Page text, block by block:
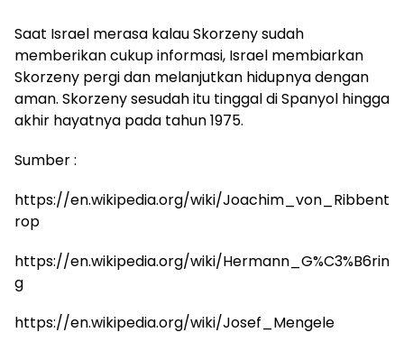
Saat Israel merasa kalau Skorzeny sudah
memberikan cukup informasi, Israel membiarkan
Skorzeny pergi dan melanjutkan hidupnya dengan
aman. Skorzeny sesudah itu tinggal di Spanyol hingga
akhir hayatnya pada tahun 1975.
Sumber :
https://en.wikipedia.org/wiki/Joachim_von_Ribbent
rop
https://en.wikipedia.org/wiki/Hermann_G%C3%B6rin
g
https://en.wikipedia.org/wiki/Josef_Mengele